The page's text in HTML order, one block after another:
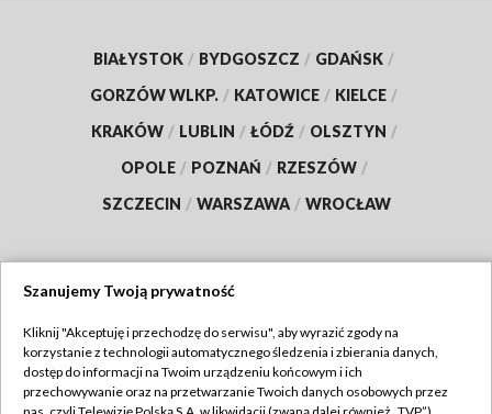
BIAŁYSTOK / BYDGOSZCZ / GDAŃSK /
GORZÓW WLKP. / KATOWICE / KIELCE /
KRAKÓW / LUBLIN / ŁÓDŹ / OLSZTYN /
OPOLE / POZNAŃ / RZESZÓW /
SZCZECIN / WARSZAWA / WROCŁAW
TVP
Abonament TVP
Regulamin TVP
Szanujemy Twoją prywatność
Kliknij "Akceptuję i przechodzę do serwisu", aby wyrazić zgody na
korzystanie z technologii automatycznego śledzenia i zbierania danych,
dostęp do informacji na Twoim urządzeniu końcowym i ich
przechowywanie oraz na przetwarzanie Twoich danych osobowych przez